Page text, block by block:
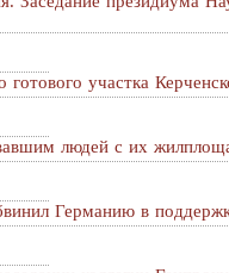
участка
людей с их
Германию в